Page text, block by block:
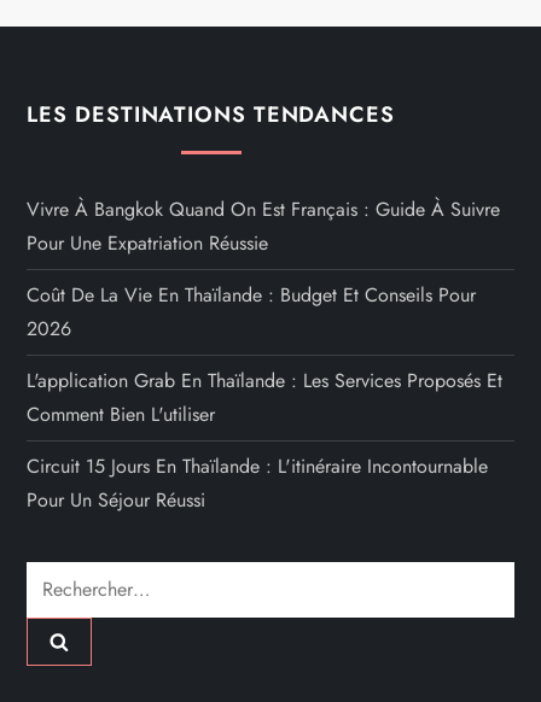
LES DESTINATIONS TENDANCES
Vivre À Bangkok Quand On Est Français : Guide À Suivre
Pour Une Expatriation Réussie
Coût De La Vie En Thaïlande : Budget Et Conseils Pour
2026
L'application Grab En Thaïlande : Les Services Proposés Et
Comment Bien L'utiliser
Circuit 15 Jours En Thaïlande : L'itinéraire Incontournable
Pour Un Séjour Réussi
Rechercher :